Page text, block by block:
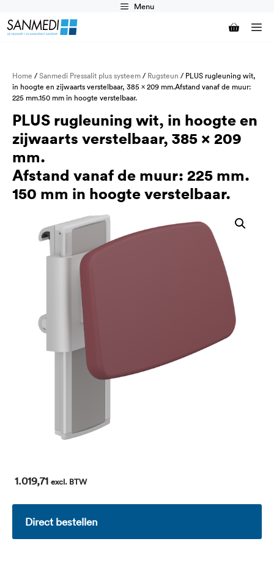
naar
de
Menu
Home /Sanmedi Pressalit plus systeem/ Rugsteun / PLUS rugleuning wit,
in hoogte en zijwaarts verstelbaar, 385 x 209 mm.Afstand vanaf de muur:
225 mm.150 mm in hoogte verstelbaar.
PLUS rugleuning wit, in hoogte en
zijwaarts verstelbaar, 385 x 209
mm.
Afstand vanaf de muur: 225 mm.
150 mm in hoogte verstelbaar.
1.019,71 excl. BTW
Direct bestellen